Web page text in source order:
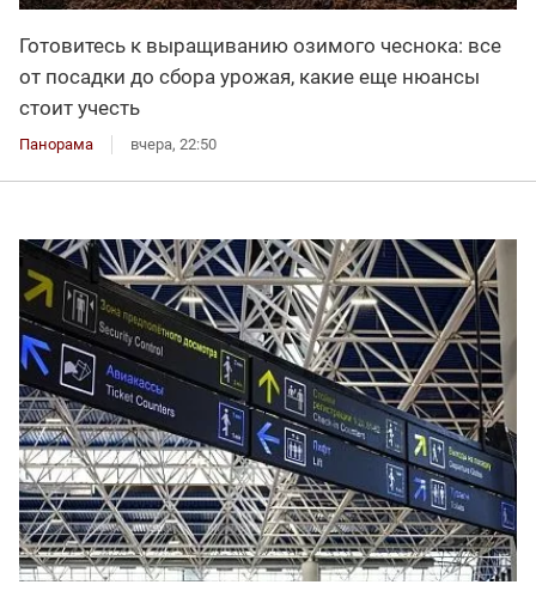
Готовитесь к выращиванию озимого чеснока: все
от посадки до сбора урожая, какие еще нюансы
стоит учесть
Панорама вчера, 22:50